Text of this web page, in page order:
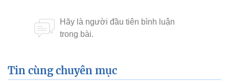
Tin cùng chuyên mục